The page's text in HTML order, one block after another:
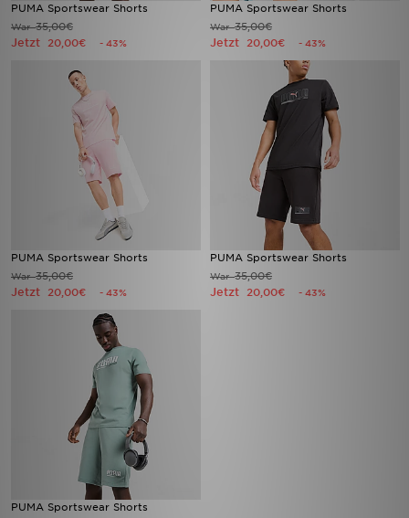
PUMA Sportswear Shorts
War35,00€
Jetzt 20,00€ - 43%
PUMA Sportswear Shorts
War35,00€
Jetzt 20,00€ - 43%
PUMA Sportswear Shorts
War35,00€
Jetzt 20,00€ - 43%
PUMA Sportswear Shorts
War35,00€
Jetzt 20,00€ - 43%
PUMA Sportswear Shorts